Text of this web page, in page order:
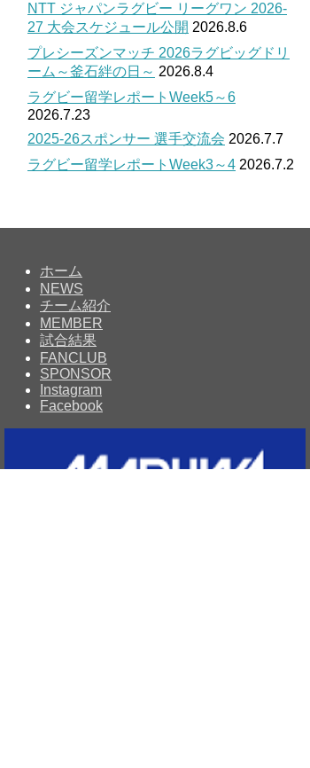
NTT ジャパンラグビー リーグワン 2026-
27 大会スケジュール公開 2026.8.6
プレシーズンマッチ 2026ラグビッグドリ
ーム～釜石絆の日～ 2026.8.4
ラグビー留学レポートWeek5～6
2026.7.23
2025-26スポンサー 選手交流会 2026.7.7
ラグビー留学レポートWeek3～4 2026.7.2
ホーム
NEWS
チーム紹介
MEMBER
試合結果
FANCLUB
SPONSOR
Instagram
Facebook